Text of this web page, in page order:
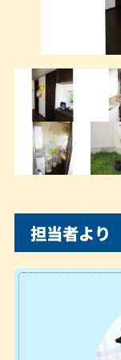
担当者より